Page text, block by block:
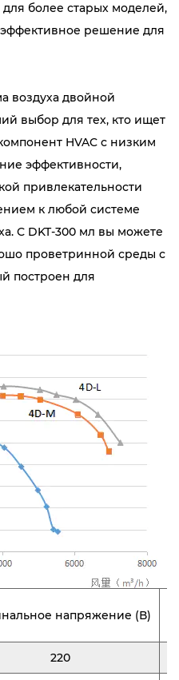
более старых моделей,
решение для
воздуха двойной
выбор для тех, кто ищет
HVAC с низким
эффективности,
привлекательности
к любой системе
С DKT-300 мл вы можете
проветринной среды с
построен для
напряжение (В)
220